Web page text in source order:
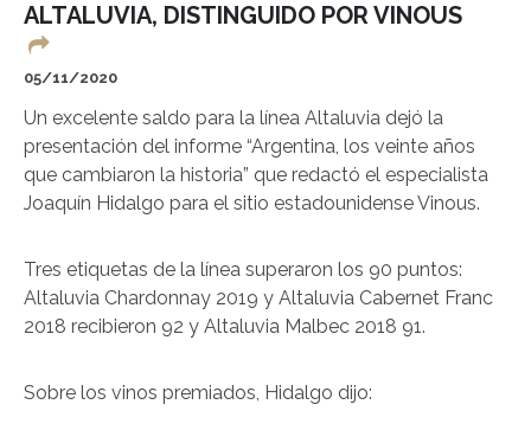
ALTALUVIA, DISTINGUIDO POR VINOUS
05/11/2020
Un excelente saldo para la línea Altaluvia dejó la
presentación del informe “Argentina, los veinte años
que cambiaron la historia” que redactó el especialista
Joaquín Hidalgo para el sitio estadounidense Vinous.
Tres etiquetas de la línea superaron los 90 puntos:
Altaluvia Chardonnay 2019 y Altaluvia Cabernet Franc
2018 recibieron 92 y Altaluvia Malbec 2018 91.
Sobre los vinos premiados, Hidalgo dijo: